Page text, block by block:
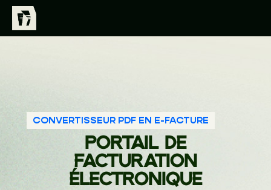
CONVERTISSEUR PDF EN E-FACTURE
PORTAIL DE
FACTURATION
ÉLECTRONIQUE